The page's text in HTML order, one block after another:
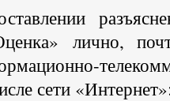
лично,
сети